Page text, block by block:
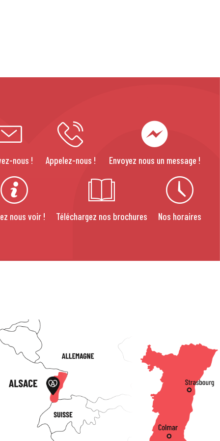
nous ! Appelez-nous ! Envoyez nous un message !
nous voir ! Téléchargez nos brochures Nos horaires